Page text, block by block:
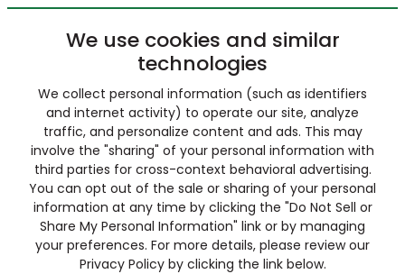
We use cookies and similar
technologies
We collect personal information (such as identifiers
and internet activity) to operate our site, analyze
traffic, and personalize content and ads. This may
involve the "sharing" of your personal information with
third parties for cross-context behavioral advertising.
You can opt out of the sale or sharing of your personal
information at any time by clicking the "Do Not Sell or
Share My Personal Information" link or by managing
your preferences. For more details, please review our
Privacy Policy by clicking the link below.